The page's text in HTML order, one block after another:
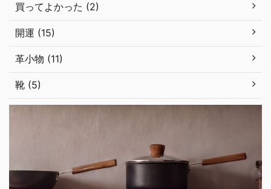
買ってよかった (2)
開運 (15)
革小物 (11)
靴 (5)